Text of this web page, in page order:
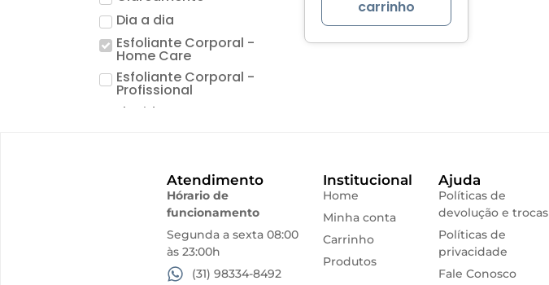
Dia a dia
Esfoliante Corporal -
Home Care
Esfoliante Corporal -
Profissional
Flacidez
Limpeza de Pele
Linha Terapia Capilar
Máscara
Pele Sensivel
Pro Vegetal
carrinho
Atendimento
Hórario de
funcionamento
Segunda a sexta 08:00
às 23:00h
(31) 98334-8492
Institucional
Home
Minha conta
Carrinho
Produtos
Ajuda
Políticas de
devolução e trocas
Políticas de
privacidade
Fale Conosco